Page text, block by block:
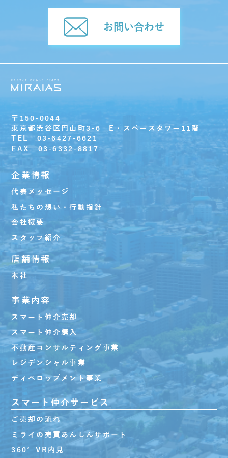
お問い合わせ
〒150-0044
東京都渋谷区円山町3-6 E・スペースタワー11階
TEL 03-6427-6621
FAX 03-6332-8817
企業情報
代表メッセージ
私たちの想い・行動指針
会社概要
スタッフ紹介
店舗情報
本社
事業内容
スマート仲介売却
スマート仲介購入
不動産コンサルティング事業
レジデンシャル事業
ディベロップメント事業
スマート仲介サービス
ご売却の流れ
ミライの売買あんしんサポート
360°VR内見